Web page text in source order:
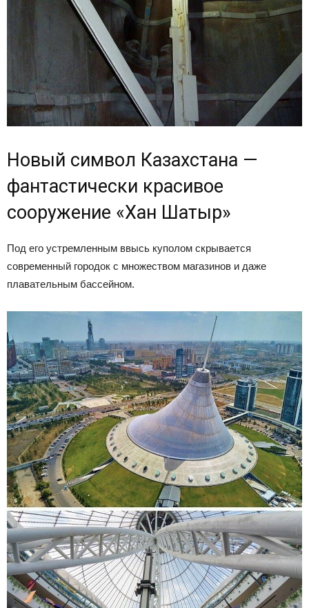
Новый символ Казахстана —
фантастически красивое
сооружение «Хан Шатыр»
Под его устремленным ввысь куполом скрывается
современный городок с множеством магазинов и даже
плавательным бассейном.